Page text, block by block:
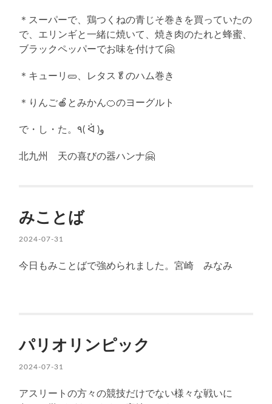
＊スーパーで、鶏つくねの青じそ巻きを買っていたの
で、エリンギと一緒に焼いて、焼き肉のたれと蜂蜜、
ブラックペッパーでお味を付けて🤗
＊キューリ🥒、レタス🥬のハム巻き
＊りんご🍎とみかん🍊のヨーグルト
で・し・た。٩( ᐛ )و
北九州 天の喜びの器ハンナ🤗
みことば
2024-07-31
今日もみことばで強められました。宮崎 みなみ
パリオリンピック
2024-07-31
アスリートの方々の競技だけでない様々な戦いに